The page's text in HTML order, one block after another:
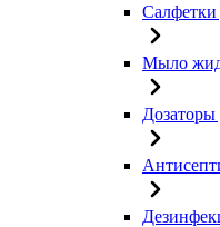
Мыло